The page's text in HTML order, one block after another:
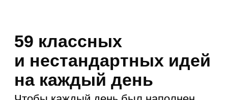
водяными пистолетами
с использованием надежных
укрытий.
Собрать природные материалы
и сделать креативную эко-